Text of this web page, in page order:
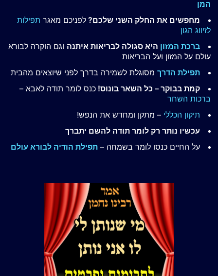
המן
מחפשים את החלק השני שלכם? לפניכם מאגר תפילות
לזיווג הגון
ברכת המזון היא סגולה לבריאות איתנה וגם הוקרה לבורא
עולם על המזון ועל הבריאות
תפילת הדרך מסוגלת לשמירה בדרך לפני שיוצאים מהבית
קמת בבוקר – כל השאר בונוס! כנס לומר תודה לאבא –
ברכות השחר
תיקון הכללי – מתקן ומחדש את הנפש!
עכשיו נותר רק לומר תודה להשם יתברך
על החיים כנסו לומר בשמחה – תפילת הודיה לבורא עולם